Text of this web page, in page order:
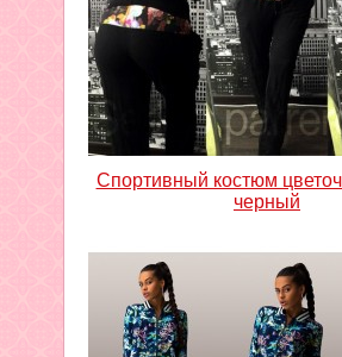
Спортивный костюм
черный